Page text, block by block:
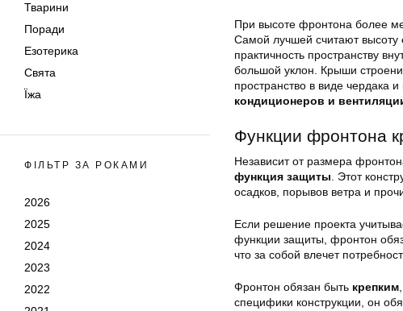
Тварини
Поради
Езотерика
Свята
Їжа
ФІЛЬТР ЗА РОКАМИ
2026
2025
2024
2023
2022
При высоте фронтона более
Самой лучшей считают высоту
практичность пространству
большой уклон. Крыши
пространство в виде чердака
кондиционеров и
Функции фронтона
Независит от размера
функция защиты. Этот
осадков, порывов ветра и
Если решение проекта
функции защиты, фронтон
что за собой влечет
Фронтон обязан быть крепким
специфики конструкции, он